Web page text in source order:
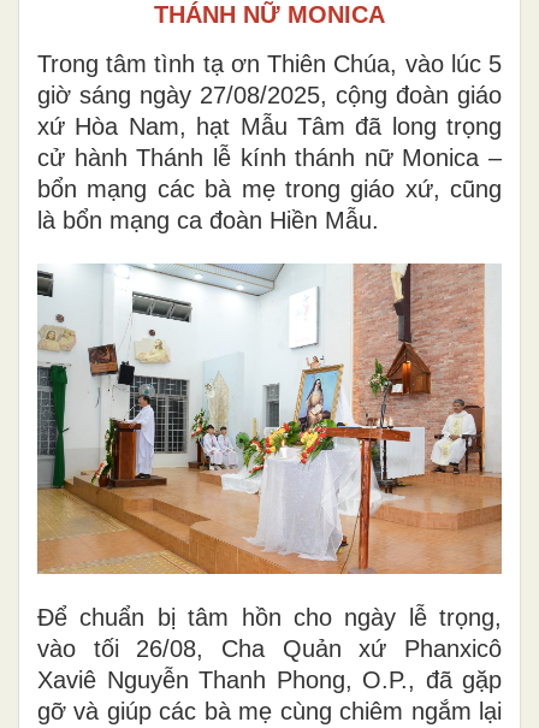
THÁNH NỮ MONICA
Trong tâm tình tạ ơn Thiên Chúa, vào lúc 5
giờ sáng ngày 27/08/2025, cộng đoàn giáo
xứ Hòa Nam, hạt Mẫu Tâm đã long trọng
cử hành Thánh lễ kính thánh nữ Monica –
bổn mạng các bà mẹ trong giáo xứ, cũng
là bổn mạng ca đoàn Hiền Mẫu.
Để chuẩn bị tâm hồn cho ngày lễ trọng,
vào tối 26/08, Cha Quản xứ Phanxicô
Xaviê Nguyễn Thanh Phong, O.P., đã gặp
gỡ và giúp các bà mẹ cùng chiêm ngắm lại